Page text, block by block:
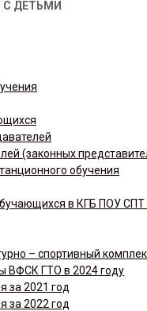
ДЕТЬМИ
(законных
обучения
в КГБ ПОУ СПТ
– спортивный
ВФСК ГТО в 2024 году
за 2021 год
за 2022 год